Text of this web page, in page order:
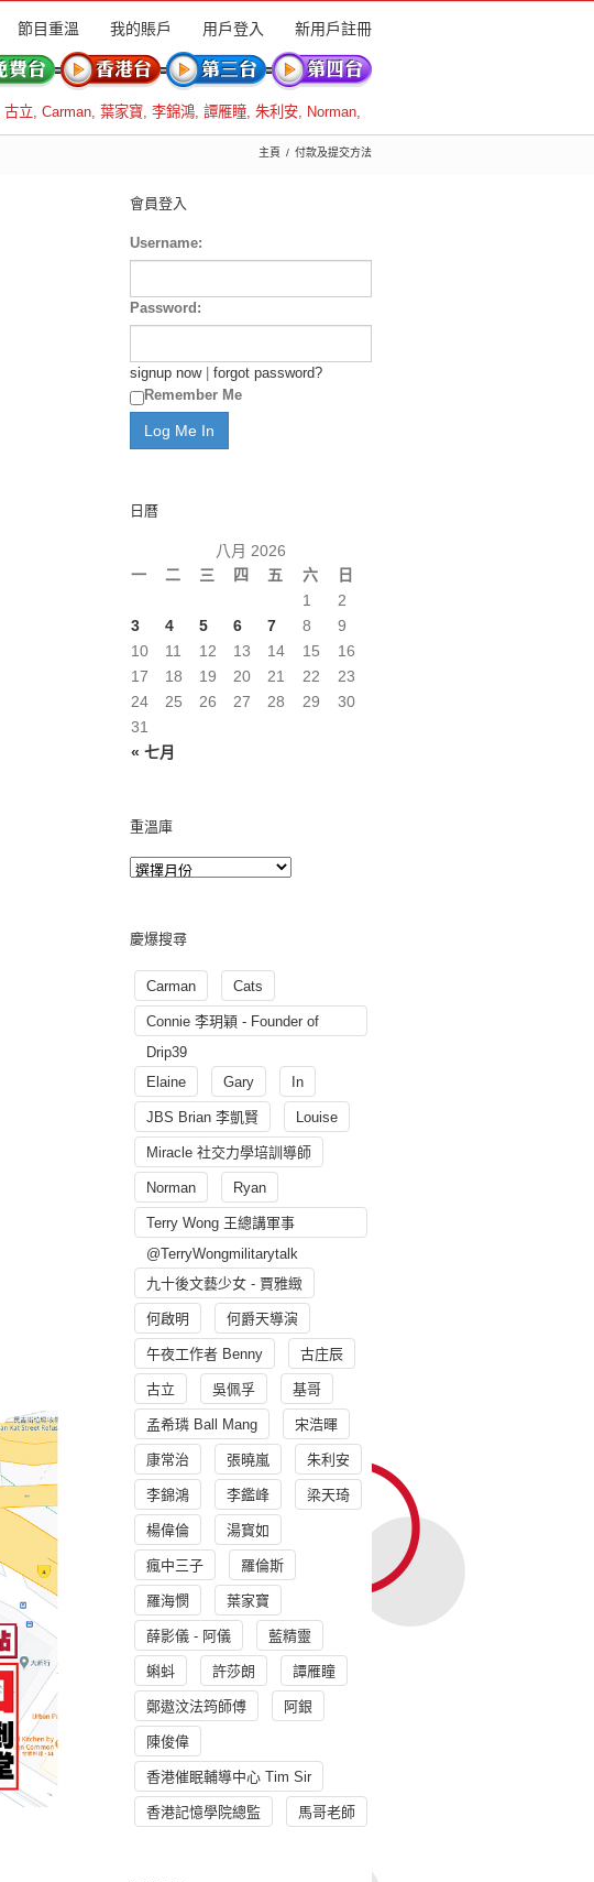
節目重溫 我的賬戶 用戶登入 新用戶註冊
古立, Carman, 葉家寶, 李錦鴻, 譚雁瞳, 朱利安, Norman,
主頁 付款及提交方法
會員登入
Username:
Password:
signup now| forgot password?
Remember Me
日曆
八月 2026
一
二 三 四 五 六 日
« 七月
1
2
3
4 5 6 7 8
9
10
11 12 13 14 15
16
17
18 19 20 21 22
23
24
25 26 27 28 29
30
31
重溫庫
慶爆搜尋
Carman Cats
Connie 李玥穎 - Founder of
Drip39
Elaine
Gary In
JBS Brian 李凱賢 Louise
Miracle 社交力學培訓導師
Norman Ryan
Terry Wong 王總講軍事
@TerryWongmilitarytalk
九十後文藝少女 - 賈雅緻
何啟明 何爵天導演
午夜工作者 Benny 古庄辰
古立 吳佩孚 基哥
孟希璘 Ball Mang 宋浩暉
康常治 張曉嵐 朱利安
李錦鴻 李鑑峰 梁天琦
楊偉倫 湯寳如
瘋中三子 羅倫斯
羅海憫 葉家寶
薛影儀 - 阿儀 藍精靈
蝌蚪 許莎朗 譚雁瞳
鄭遨汶法筠師傅 阿銀
陳俊偉
香港催眠輔導中心 Tim Sir
香港記憶學院總監 馬哥老師